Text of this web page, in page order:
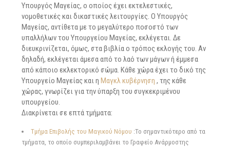
Υπουργός Μαγείας, ο οποίος έχει εκτελεστικές,
νομοθετικές και δικαστικές λειτουργίες. Ο Υπουργός
Μαγείας, αντίθετα με το μεγαλύτερο ποσοστό των
υπαλλήλων του Υπουργείου Μαγείας, εκλέγεται. Δε
διευκρινίζεται, όμως, στα βιβλία ο τρόπος εκλογής του. Αν
δηλαδή, εκλέγεται άμεσα από το λαό των μάγων ή έμμεσα
από κάποιο εκλεκτορικό σώμα. Κάθε χώρα έχει το δικό της
Υπουργείο Μαγείας και η Μαγκλ κυβέρνηση , της κάθε
χώρας, γνωρίζει για την ύπαρξη του συγκεκριμένου
υπουργείου.
Διακρίνεται σε επτά τμήματα:
Τμήμα Επιβολής του Μαγικού Νόμου :Το σημαντικότερο από τα
τμήματα, το οποίο συμπεριλαμβάνει το Γραφείο Ανάρμοστης